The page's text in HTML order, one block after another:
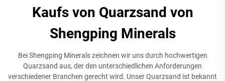
Kaufs von Quarzsand von
Shengping Minerals
Bei Shengping Minerals zeichnen wir uns durch hochwertigen
Quarzsand aus, der den unterschiedlichen Anforderungen
verschiedener Branchen gerecht wird. Unser Quarzsand ist bekannt